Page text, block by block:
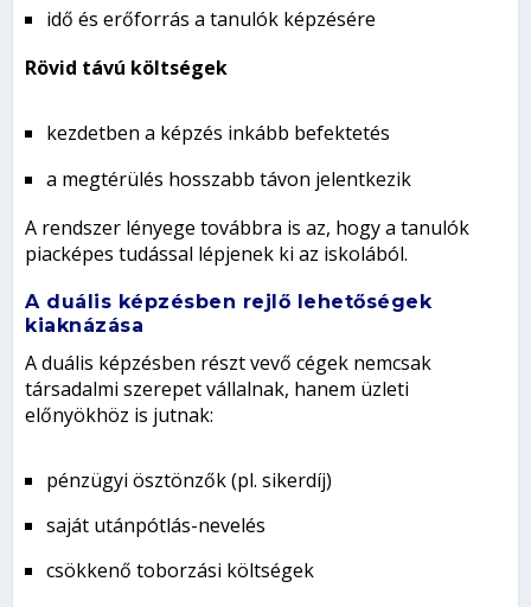
idő és erőforrás a tanulók képzésére
Rövid távú költségek
kezdetben a képzés inkább befektetés
a megtérülés hosszabb távon jelentkezik
A rendszer lényege továbbra is az, hogy a tanulók
piacképes tudással lépjenek ki az iskolából.
A duális képzésben rejlő lehetőségek
kiaknázása
A duális képzésben részt vevő cégek nemcsak
társadalmi szerepet vállalnak, hanem üzleti
előnyökhöz is jutnak:
pénzügyi ösztönzők (pl. sikerdíj)
saját utánpótlás-nevelés
csökkenő toborzási költségek